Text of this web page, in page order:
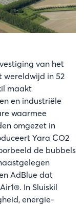
van het
wereldwijd in 52
maakt
en industriële
waarmee
omgezet in
Yara CO2
de bubbels
AdBlue dat
In Sluiskil
energie-